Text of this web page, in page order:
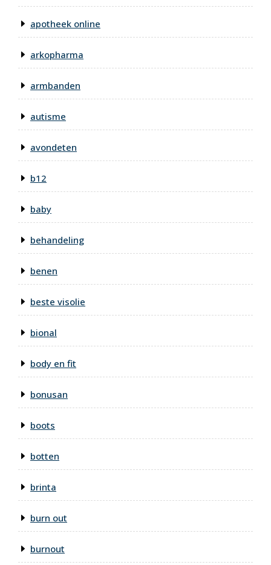
apotheek online
arkopharma
armbanden
autisme
avondeten
b12
baby
behandeling
benen
beste visolie
bional
body en fit
bonusan
boots
botten
brinta
burn out
burnout